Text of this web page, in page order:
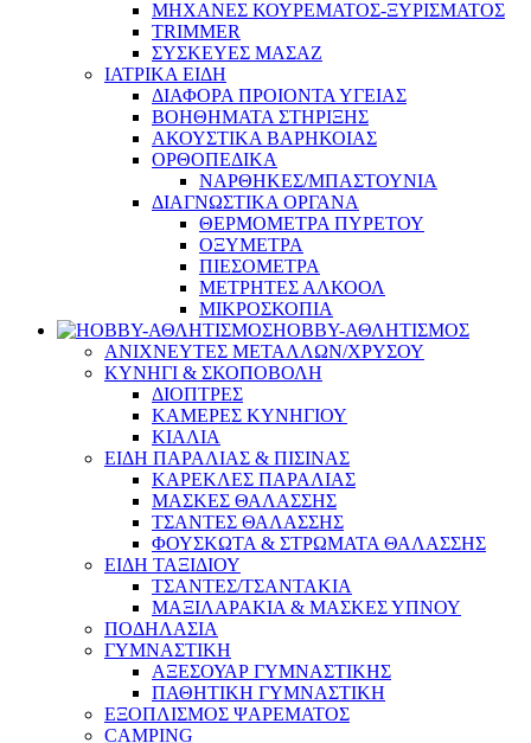
ΜΗΧΑΝΕΣ ΚΟΥΡΕΜΑΤΟΣ-ΞΥΡΙΣΜΑΤΟΣ
TRIMMER
ΣΥΣΚΕΥΕΣ ΜΑΣΑΖ
ΙΑΤΡΙΚΑ ΕΙΔΗ
ΔΙΑΦΟΡΑ ΠΡΟΙΟΝΤΑ ΥΓΕΙΑΣ
ΒΟΗΘΗΜΑΤΑ ΣΤΗΡΙΞΗΣ
ΑΚΟΥΣΤΙΚΑ ΒΑΡΗΚΟΙΑΣ
ΟΡΘΟΠΕΔΙΚΑ
ΝΑΡΘΗΚΕΣ/ΜΠΑΣΤΟΥΝΙΑ
ΔΙΑΓΝΩΣΤΙΚΑ ΟΡΓΑΝΑ
ΘΕΡΜΟΜΕΤΡΑ ΠΥΡΕΤΟΥ
ΟΞΥΜΕΤΡΑ
ΠΙΕΣΟΜΕΤΡΑ
ΜΕΤΡΗΤΕΣ ΑΛΚΟΟΛ
ΜΙΚΡΟΣΚΟΠΙΑ
HOBBY-ΑΘΛΗΤΙΣΜΟΣ
ΑΝΙΧΝΕΥΤΕΣ ΜΕΤΑΛΛΩΝ/ΧΡΥΣΟΥ
ΚΥΝΗΓΙ & ΣΚΟΠΟΒΟΛΗ
ΔΙΟΠΤΡΕΣ
ΚΑΜΕΡΕΣ ΚΥΝΗΓΙΟΥ
ΚΙΑΛΙΑ
ΕΙΔΗ ΠΑΡΑΛΙΑΣ & ΠΙΣΙΝΑΣ
ΚΑΡΕΚΛΕΣ ΠΑΡΑΛΙΑΣ
ΜΑΣΚΕΣ ΘΑΛΑΣΣΗΣ
ΤΣΑΝΤΕΣ ΘΑΛΑΣΣΗΣ
ΦΟΥΣΚΩΤΑ & ΣΤΡΩΜΑΤΑ ΘΑΛΑΣΣΗΣ
ΕΙΔΗ ΤΑΞΙΔΙΟΥ
ΤΣΑΝΤΕΣ/ΤΣΑΝΤΑΚΙΑ
ΜΑΞΙΛΑΡΑΚΙΑ & ΜΑΣΚΕΣ ΥΠΝΟΥ
ΠΟΔΗΛΑΣΙΑ
ΓΥΜΝΑΣΤΙΚΗ
ΑΞΕΣΟΥΑΡ ΓΥΜΝΑΣΤΙΚΗΣ
ΠΑΘΗΤΙΚΗ ΓΥΜΝΑΣΤΙΚΗ
ΕΞΟΠΛΙΣΜΟΣ ΨΑΡΕΜΑΤΟΣ
CAMPING